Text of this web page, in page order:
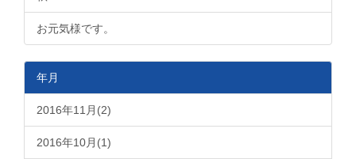
お元気様です。
年月
2016年11月(2)
2016年10月(1)